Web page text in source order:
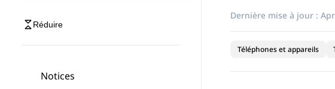
Réduire
Notices
Dernière mise à jour :
Téléphones et appareils